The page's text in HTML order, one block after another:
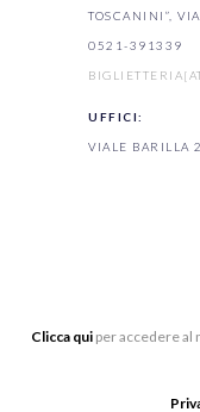
TOSCANINI”,
0521-391339
UFFICI:
VIALE BARILLA
Clicca quiper accedere al